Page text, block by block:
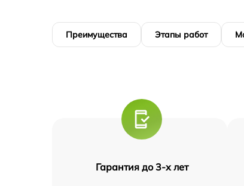
Преимущества Этапы работ
Гарантия до 3-х лет